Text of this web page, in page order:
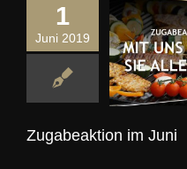
1
Juni 2019
im
Zugabeaktion im Juni